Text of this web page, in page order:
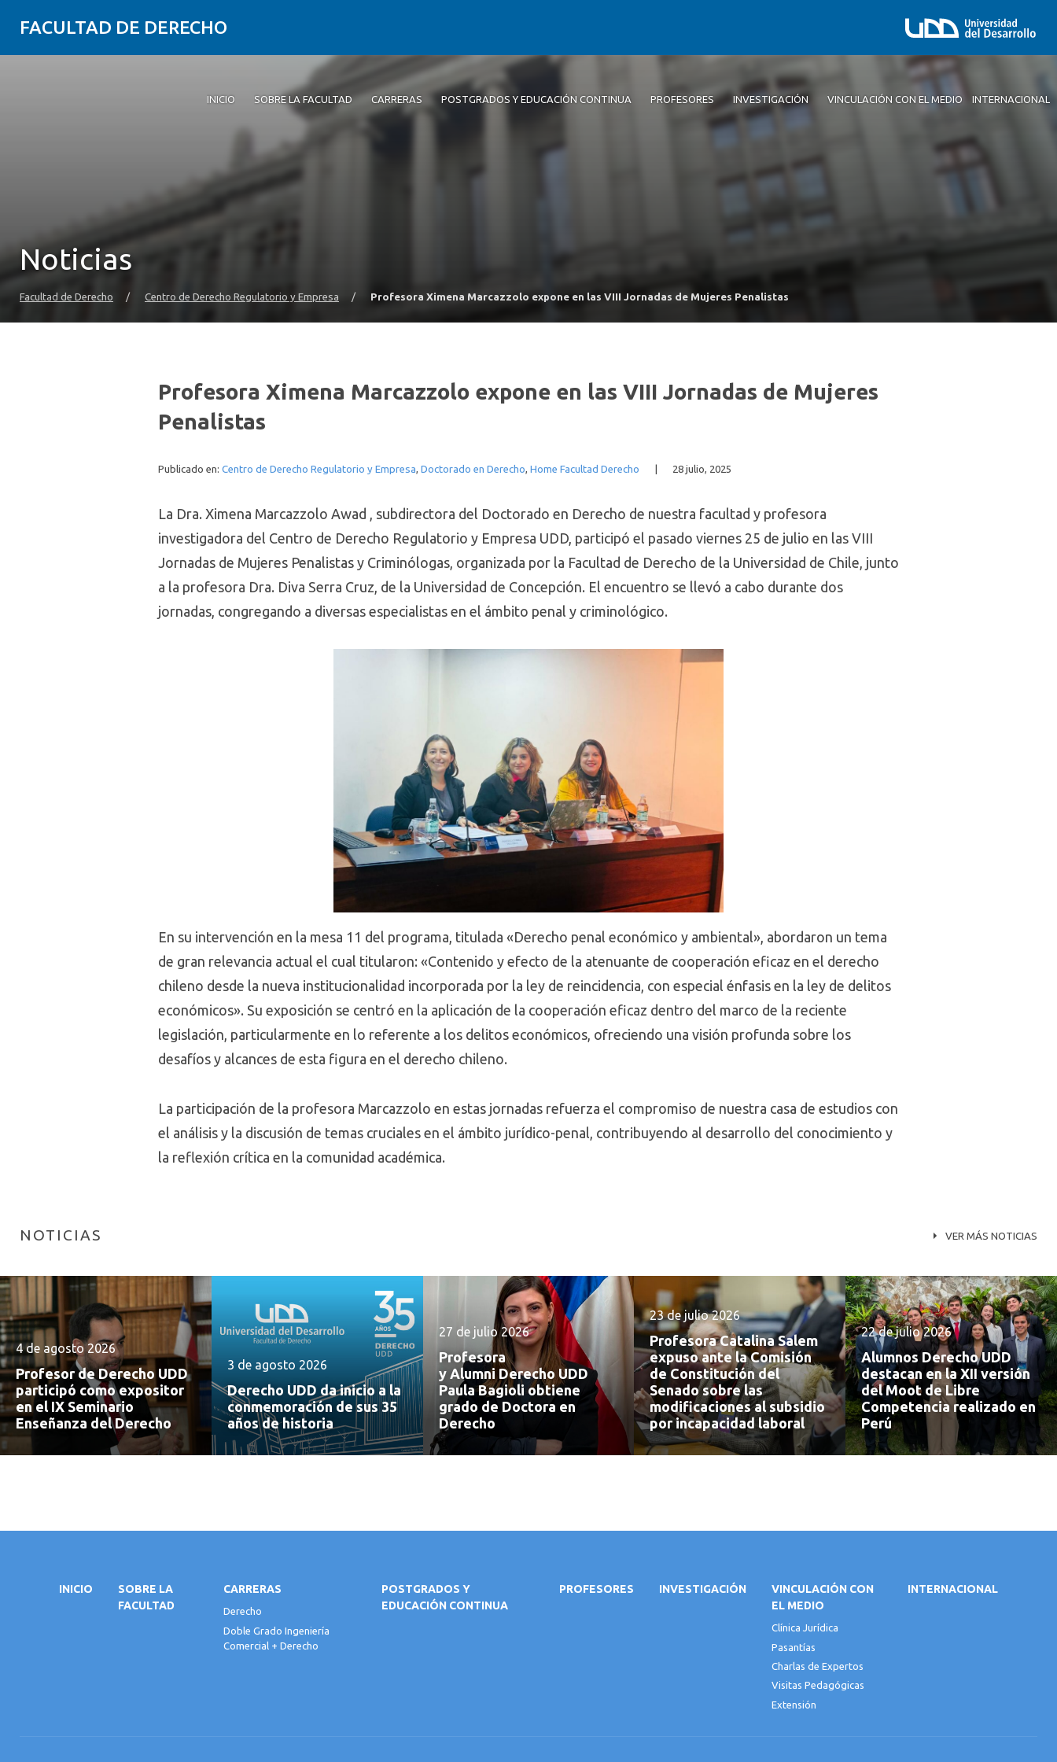
FACULTAD DE DERECHO
INICIO SOBRE LA FACULTAD CARRERAS POSTGRADOS Y EDUCACIÓN CONTINUA PROFESORES INVESTIGACIÓN VINCULACIÓN CON EL MEDIO INTERNACIONAL
Noticias
Facultad de Derecho / Centro de Derecho Regulatorio y Empresa / Profesora Ximena Marcazzolo expone en las VIII Jornadas de Mujeres Penalistas
Profesora Ximena Marcazzolo expone en las VIII Jornadas de Mujeres
Penalistas
Publicado en: Centro de Derecho Regulatorio y Empresa, Doctorado en Derecho, Home Facultad Derecho 28 julio, 2025
La Dra. Ximena Marcazzolo Awad , subdirectora del Doctorado en Derecho de nuestra facultad y profesora
investigadora del Centro de Derecho Regulatorio y Empresa UDD, participó el pasado viernes 25 de julio en las VIII
Jornadas de Mujeres Penalistas y Criminólogas, organizada por la Facultad de Derecho de la Universidad de Chile, junto
a la profesora Dra. Diva Serra Cruz, de la Universidad de Concepción. El encuentro se llevó a cabo durante dos
jornadas, congregando a diversas especialistas en el ámbito penal y criminológico.
En su intervención en la mesa 11 del programa, titulada «Derecho penal económico y ambiental», abordaron un tema
de gran relevancia actual el cual titularon: «Contenido y efecto de la atenuante de cooperación eficaz en el derecho
chileno desde la nueva institucionalidad incorporada por la ley de reincidencia, con especial énfasis en la ley de delitos
económicos». Su exposición se centró en la aplicación de la cooperación eficaz dentro del marco de la reciente
legislación, particularmente en lo referente a los delitos económicos, ofreciendo una visión profunda sobre los
desafíos y alcances de esta figura en el derecho chileno.
La participación de la profesora Marcazzolo en estas jornadas refuerza el compromiso de nuestra casa de estudios con
el análisis y la discusión de temas cruciales en el ámbito jurídico-penal, contribuyendo al desarrollo del conocimiento y
la reflexión crítica en la comunidad académica.
NOTICIAS VER MÁS NOTICIAS
4 de agosto 2026
Profesor de Derecho UDD
participó como expositor
en el IX Seminario
Enseñanza del Derecho
3 de agosto 2026
Derecho UDD da inicio a la
conmemoración de sus 35
años de historia
27 de julio 2026
Profesora
y Alumni Derecho UDD
Paula Bagioli obtiene
grado de Doctora en
Derecho
23 de julio 2026
Profesora Catalina Salem
expuso ante la Comisión
de Constitución del
Senado sobre las
modificaciones al subsidio
por incapacidad laboral
22 de julio 2026
Alumnos Derecho UDD
destacan en la XII versión
del Moot de Libre
Competencia realizado en
Perú
INICIO
SOBRE LA
FACULTAD
CARRERAS
Derecho
Doble Grado Ingeniería
Comercial + Derecho
POSTGRADOS Y
EDUCACIÓN CONTINUA
PROFESORES INVESTIGACIÓN
VINCULACIÓN CON
EL MEDIO
Clínica Jurídica
Pasantías
Charlas de Expertos
Visitas Pedagógicas
Extensión
INTERNACIONAL